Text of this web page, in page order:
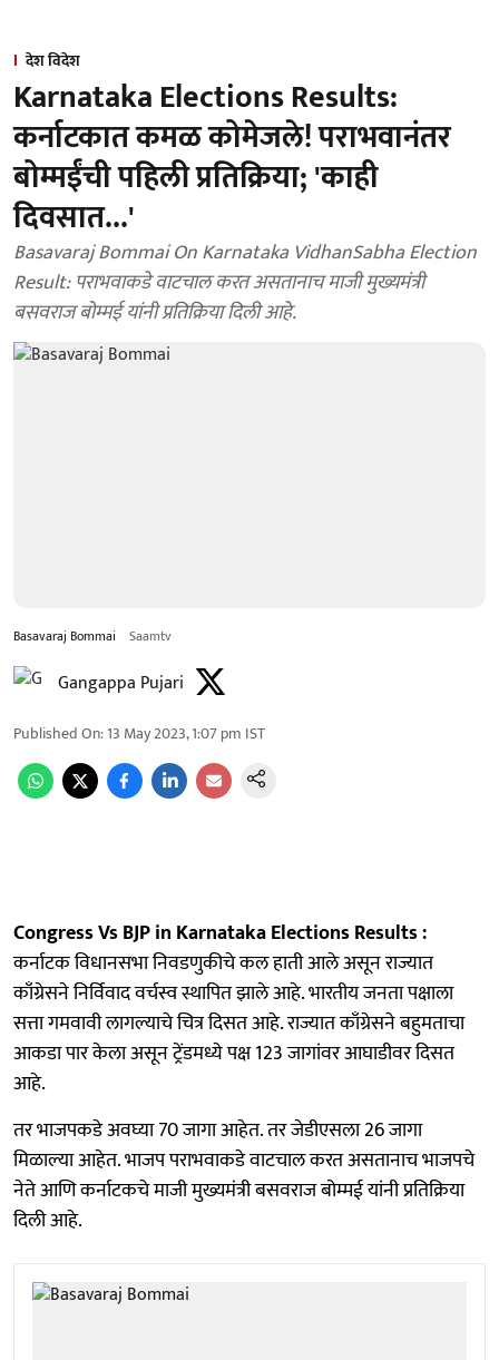
देश विदेश
Karnataka Elections Results:
कर्नाटकात कमळ कोमेजले! पराभवानंतर
बोम्मईंची पहिली प्रतिक्रिया; 'काही
दिवसात...'
Basavaraj Bommai On Karnataka VidhanSabha Election
Result: पराभवाकडे वाटचाल करत असतानाच माजी मुख्यमंत्री
बसवराज बोम्मई यांनी प्रतिक्रिया दिली आहे.
Basavaraj Bommai Saamtv
Gangappa Pujari
Published On:13 May 2023, 1:07 pm IST
Congress Vs BJP in Karnataka Elections Results :
कर्नाटक विधानसभा निवडणुकीचे कल हाती आले असून राज्यात
काँग्रेसने निर्विवाद वर्चस्व स्थापित झाले आहे. भारतीय जनता पक्षाला
सत्ता गमवावी लागल्याचे चित्र दिसत आहे. राज्यात काँग्रेसने बहुमताचा
आकडा पार केला असून ट्रेंडमध्ये पक्ष 123 जागांवर आघाडीवर दिसत
आहे.
तर भाजपकडे अवघ्या 70 जागा आहेत. तर जेडीएसला 26 जागा
मिळाल्या आहेत. भाजप पराभवाकडे वाटचाल करत असतानाच भाजपचे
नेते आणि कर्नाटकचे माजी मुख्यमंत्री बसवराज बोम्मई यांनी प्रतिक्रिया
दिली आहे.